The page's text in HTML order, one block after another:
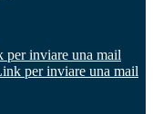
per inviare una mail
per inviare una mail